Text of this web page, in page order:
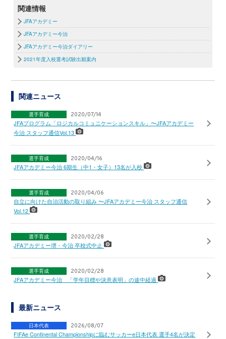
関連情報
JFAアカデミー
JFAアカデミー今治
JFAアカデミー今治ダイアリー
2021年度入校選考試験出願案内
関連ニュース
選手育成 2020/07/14
JFAプログラム「ロジカルコミュニケーションスキル」〜JFAアカデミー
今治 スタッフ通信Vol.13
選手育成 2020/04/16
JFAアカデミー今治 6期生（中1・女子）13名が入校
選手育成 2020/04/06
自立に向けた自治活動の取り組み 〜JFAアカデミー今治 スタッフ通信
Vol.12
選手育成 2020/02/28
JFAアカデミー堺・今治 卒校式中止
選手育成 2020/02/28
JFAアカデミー今治 「学年目標や決意表明」の途中経過
最新ニュース
日本代表 2026/08/07
FIFAe Continental Championshipに臨むサッカーe日本代表 選手4名が決定